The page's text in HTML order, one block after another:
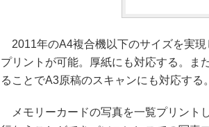
2011年のA4複合機以下のサイズを実
プリントが可能。厚紙にも対応する。ま
ることでA3原稿のスキャンにも対応する。
メモリーカードの写真を一覧プリント